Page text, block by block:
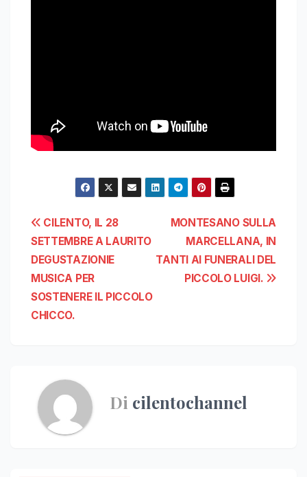
Navigazione
articoli
MONTESANO SULLA
MARCELLANA, IN
TANTI AI FUNERALI DEL
PICCOLO LUIGI.
CILENTO, IL 28
SETTEMBRE A LAURITO
DEGUSTAZIONIE
MUSICA PER
SOSTENERE IL PICCOLO
CHICCO.
Di cilentochannel